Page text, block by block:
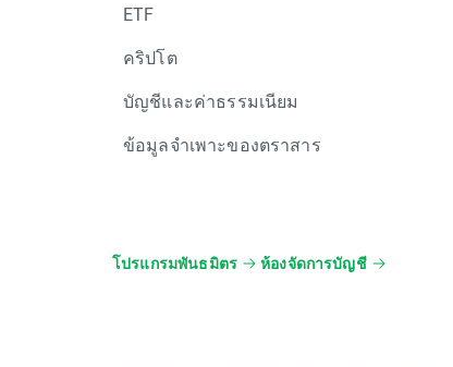
ETF
คริปโต
บัญชีและค่าธรรมเนียม
ข้อมูลจำเพาะของตราสาร
โปรแกรมพันธมิตร ห้องจัดการบัญชี